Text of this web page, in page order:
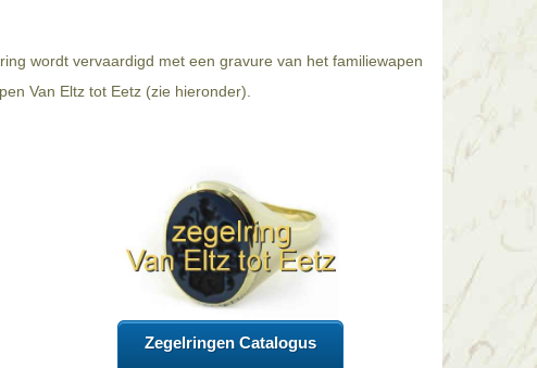
wordt vervaardigd met een gravure van het familiewapen
Van Eltz tot Eetz (zie hieronder).
Zegelringen Catalogus